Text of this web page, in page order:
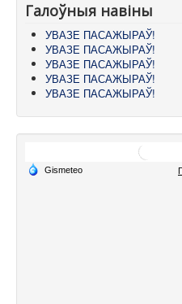
Галоўныя навіны
УВАЗЕ ПАСАЖЫРАЎ!
УВАЗЕ ПАСАЖЫРАЎ!
УВАЗЕ ПАСАЖЫРАЎ!
УВАЗЕ ПАСАЖЫРАЎ!
УВАЗЕ ПАСАЖЫРАЎ!